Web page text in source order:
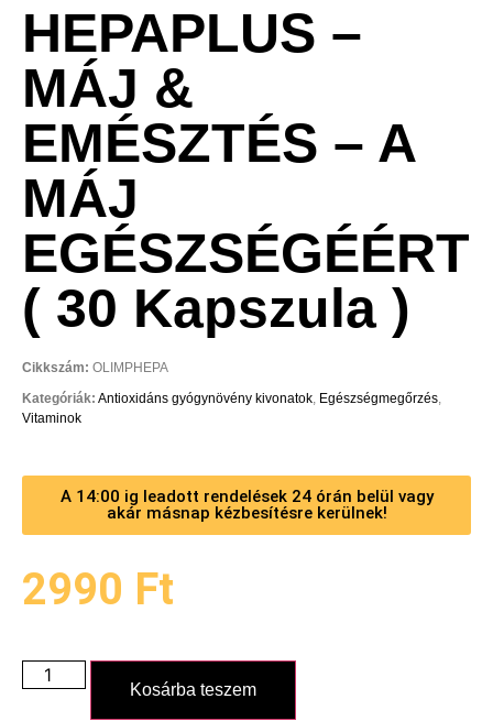
HEPAPLUS –
MÁJ &
EMÉSZTÉS – A
MÁJ
EGÉSZSÉGÉÉRT
( 30 Kapszula )
Cikkszám: OLIMPHEPA
Kategóriák: Antioxidáns gyógynövény kivonatok, Egészségmegőrzés,
Vitaminok
A 14:00 ig leadott rendelések 24 órán belül vagy
akár másnap kézbesítésre kerülnek!
2990 Ft
Kosárba teszem